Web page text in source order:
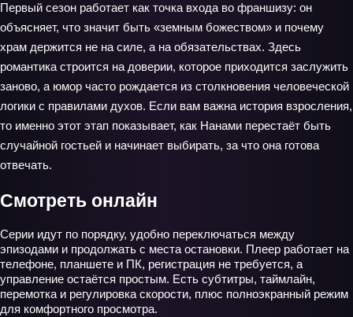
Первый сезон работает как точка входа во франшизу: он
объясняет, что значит быть «земным божеством» и почему
храм держится не на силе, а на обязательствах. Здесь
романтика строится на доверии, которое приходится заслужить
заново, а юмор часто рождается из столкновения человеческой
логики с правилами духов. Если вам важна история взросления,
то именно этот этап показывает, как Нанами перестаёт быть
случайной гостьей и начинает выбирать, за что она готова
отвечать.
Смотреть онлайн
Серии идут по порядку, удобно переключаться между
эпизодами и продолжать с места остановки. Плеер работает на
телефоне, планшете и ПК, регистрация не требуется, а
управление остаётся простым. Есть субтитры, таймлайн,
перемотка и регулировка скорости, плюс полноэкранный режим
для комфортного просмотра.